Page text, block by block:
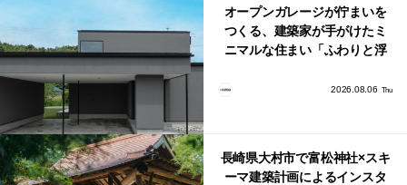
オープンガレージが佇まいを
つくる、建築家が手がけたミ
ニマルな住まい「ふわりと浮
2026.08.06 Thu
長崎県大村市で富松神社×スキ
ーマ建築計画によるインスタ